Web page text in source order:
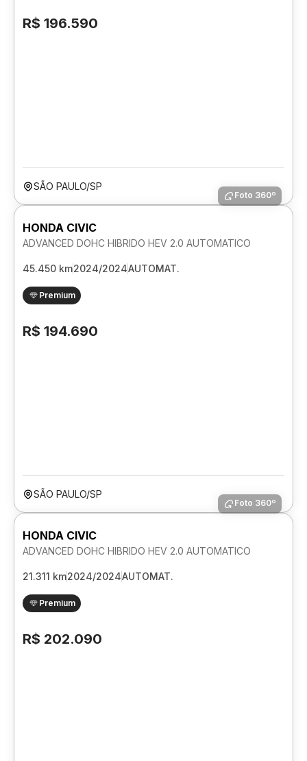
R$ 196.590
SÃO PAULO/SP
Foto 360º
HONDA CIVIC
ADVANCED DOHC HIBRIDO HEV 2.0 AUTOMATICO
45.450 km2024/2024AUTOMAT.
Premium
R$ 194.690
SÃO PAULO/SP
Foto 360º
HONDA CIVIC
ADVANCED DOHC HIBRIDO HEV 2.0 AUTOMATICO
21.311 km2024/2024AUTOMAT.
Premium
R$ 202.090